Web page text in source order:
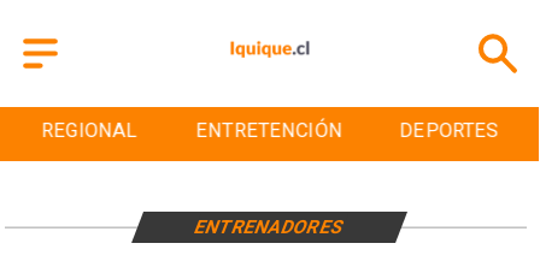
REGIONAL ENTRETENCIÓN DEPORTES
ENTRENADORES